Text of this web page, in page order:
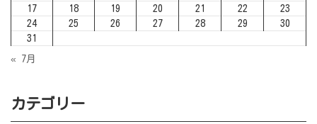
17
18 19 20 21 22
23
24
25 26 27 28 29
30
31
« 7月
カテゴリー